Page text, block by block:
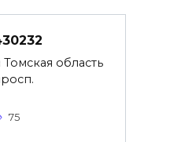
область
75